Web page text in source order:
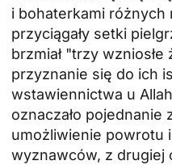
i bohaterkami różnych
przyciągały setki
brzmiał "trzy
przyznanie się do ich
wstawiennictwa u
oznaczało pojednanie
umożliwienie powrotu
wyznawców, z drugiej